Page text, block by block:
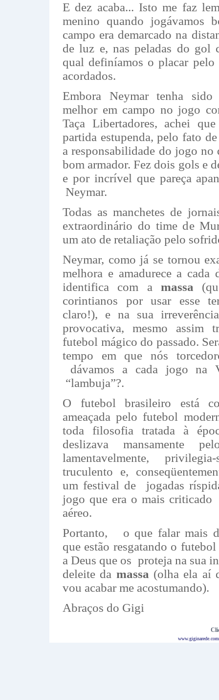
E dez acaba... Isto me faz
menino quando jogávamos
campo era demarcado na
de luz e, nas peladas do gol
qual definíamos o placar
acordados.
Embora Neymar tenha
melhor em campo no jogo
Taça Libertadores, achei
partida estupenda, pelo fato
a responsabilidade do jogo no
bom armador. Fez dois gols e
e por incrível que pareça
Neymar.
Todas as manchetes de
extraordinário do time de
um ato de retaliação pelo
Neymar, como já se tornou
melhora e amadurece a cada
identifica com a massa
corintianos por usar esse
claro!), e na sua
provocativa, mesmo assim
futebol mágico do passado.
tempo em que nós
dávamos a cada jogo na
“lambuja”?.
O futebol brasileiro está
ameaçada pelo futebol
toda filosofia tratada à
deslizava mansamente
lamentavelmente,
truculento e,
um festival de jogadas
jogo que era o mais
aéreo.
Portanto, o que falar mais
que estão resgatando o
a Deus que os proteja na sua
deleite da massa (olha ela aí
vou acabar me acostumando).
Abraços do Gigi